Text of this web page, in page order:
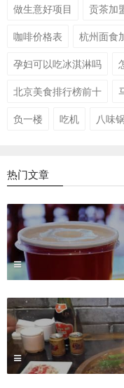
做生意好项目
贡茶加
咖啡价格表
杭州面食
孕妇可以吃冰淇淋吗
北京美食排行榜前十
负一楼
吃机 八味
热门文章